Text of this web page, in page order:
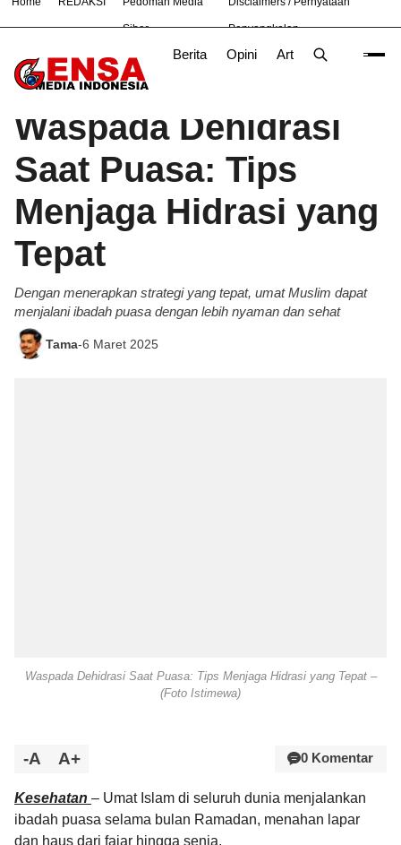
Siber Penyangkalan
Berita Opini Artikel
# Bekasi Nasional News OLAHRAGA TNI
Beranda/Opini
Waspada Dehidrasi
Saat Puasa: Tips
Menjaga Hidrasi yang
Tepat
Dengan menerapkan strategi yang tepat, umat Muslim dapat
menjalani ibadah puasa dengan lebih nyaman dan sehat
Tama-6 Maret 2025
Waspada Dehidrasi Saat Puasa: Tips Menjaga Hidrasi yang Tepat –
(Foto Istimewa)
-A A+ 0 Komentar
Kesehatan – Umat Islam di seluruh dunia menjalankan
ibadah puasa selama bulan Ramadan, menahan lapar
dan haus dari fajar hingga senja.